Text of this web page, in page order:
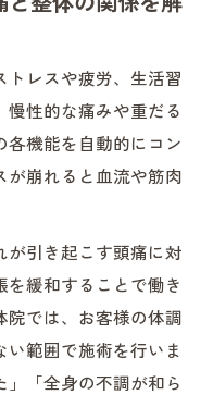
の頭痛変化事例
されるのか
整体が効果的なの
える科学的根拠
ケアのメリット
に整体が寄り添う
安定を実感するに
トレスや疲労、生活習
性的な痛みや重だる
各機能を自動的にコン
が崩れると血流や筋肉
が引き起こす頭痛に対
を緩和することで働き
院では、お客様の体調
範囲で施術を行いま
「全身の不調が和ら